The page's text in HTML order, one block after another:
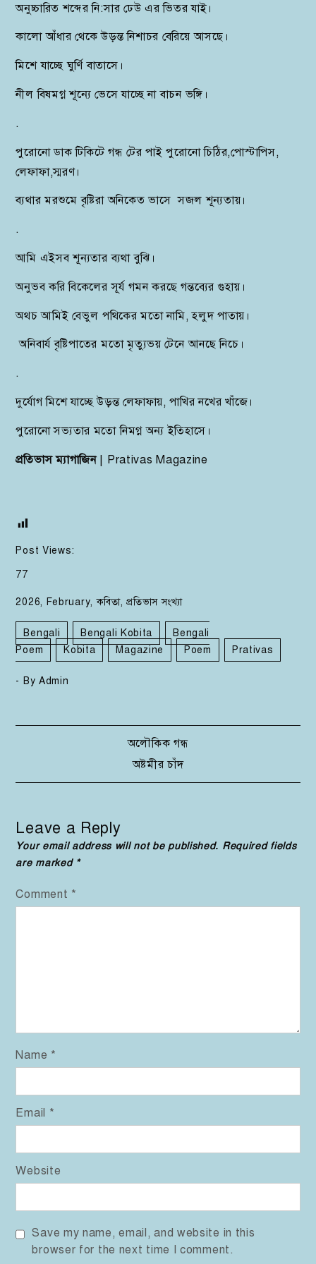
অনুচ্চারিত শব্দের নি:সার ঢেউ এর ভিতর যাই।
কালো আঁধার থেকে উড়ন্ত নিশাচর বেরিয়ে আসছে।
মিশে যাচ্ছে ঘুর্ণি বাতাসে।
নীল বিষমগ্ন শূন্যে ভেসে যাচ্ছে না বাচন ভঙ্গি।
.
পুরোনো ডাক টিকিটে গন্ধ টের পাই পুরোনো চিঠির,পোস্টাপিস,
লেফাফা,স্মরণ।
ব্যথার মরশুমে বৃষ্টিরা অনিকেত ভাসে সজল শূন্যতায়।
.
আমি এইসব শূন্যতার ব্যথা বুঝি।
অনুভব করি বিকেলের সূর্য গমন করছে গন্তব্যের গুহায়।
অথচ আমিই বেভুল পথিকের মতো নামি, হলুদ পাতায়।
অনিবার্য বৃষ্টিপাতের মতো মৃত্যুভয় টেনে আনছে নিচে।
.
দুর্যোগ মিশে যাচ্ছে উড়ন্ত লেফাফায়, পাখির নখের খাঁজে।
পুরোনো সভ্যতার মতো নিমগ্ন অন্য ইতিহাসে।
প্রতিভাস ম্যাগাজিন| Prativas Magazine
Post Views:
77
2026, February,কবিতা,প্রতিভাস সংখ্যা
Bengali Bengali Kobita
Bengali
Poem
Kobita Magazine Poem Prativas
- By Admin
navigation
অলৌকিক গন্ধ
অষ্টমীর চাঁদ
Leave a Reply
Your email address will not be published. Required fields
are marked *
Comment *
Name *
Email *
Website
Save my name, email, and website in this
browser for the next time I comment.